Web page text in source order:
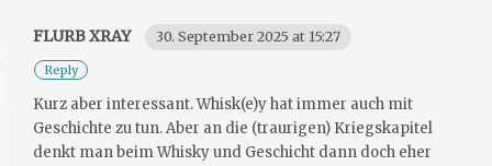
FLURB XRAY 30. September 2025 at 15:27
Reply
Kurz aber interessant. Whisk(e)y hat immer auch mit
Geschichte zu tun. Aber an die (traurigen) Kriegskapitel
denkt man beim Whisky und Geschicht dann doch eher